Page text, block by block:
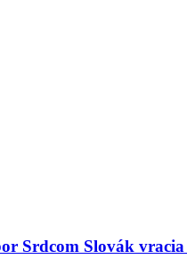
Srdcom Slovák